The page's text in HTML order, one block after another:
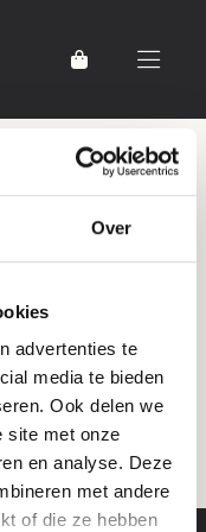
Over
advertenties te
media te bieden
Ook delen we
site met onze
en analyse. Deze
met andere
of die ze hebben
Sorteer